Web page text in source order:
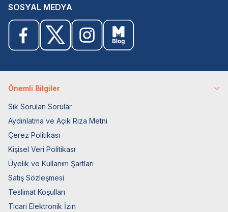
SOSYAL MEDYA
Önemli Bilgiler
Sık Sorulan Sorular
Aydınlatma ve Açık Rıza Metni
Çerez Politikası
Kişisel Veri Politikası
Üyelik ve Kullanım Şartları
Satış Sözleşmesi
Teslimat Koşulları
Ticari Elektronik İzin